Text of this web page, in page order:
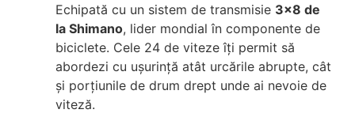
Echipată cu un sistem de transmisie 3×8 de
la Shimano, lider mondial în componente de
biciclete. Cele 24 de viteze îți permit să
abordezi cu ușurință atât urcările abrupte, cât
și porțiunile de drum drept unde ai nevoie de
viteză.